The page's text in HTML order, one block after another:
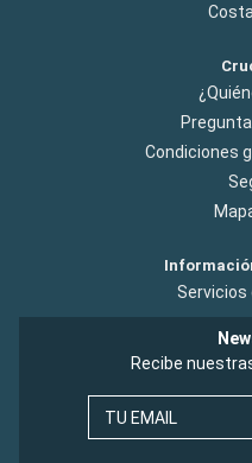
Condiciones
Servicios
Recibe
TU EMAIL